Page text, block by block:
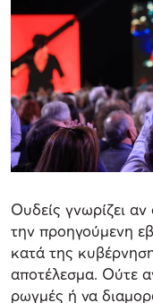
Ουδείς γνωρίζει
την προηγούμενη
κατά της
αποτέλεσμα. Ούτε
ρωγμές ή να